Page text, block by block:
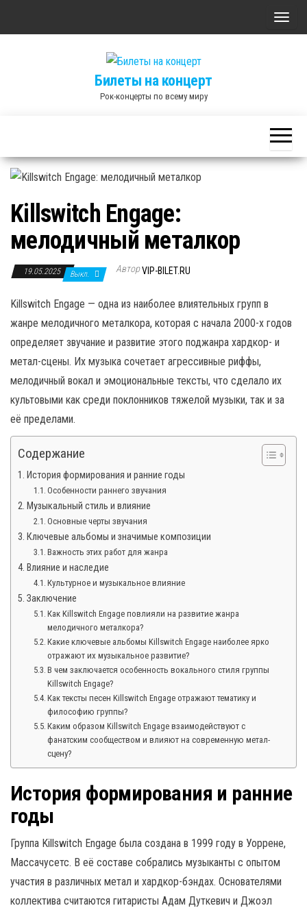
П
т
ь
а
г
а
и
ю
Билеты на концерт
Рок-концерты по всему миру
Killswitch Engage:
мелодичный металкор
19.05.2025 Выкл. АвторVIP-BILET.RU
Killswitch Engage — одна из наиболее влиятельных групп в
жанре мелодичного металкора, которая с начала 2000-х годов
определяет звучание и развитие этого поджанра хардкор- и
метал-сцены. Их музыка сочетает агрессивные риффы,
мелодичный вокал и эмоциональные тексты, что сделало их
культовыми как среди поклонников тяжелой музыки, так и за
её пределами.
Содержание
История формирования и ранние годы
Особенности раннего звучания
Музыкальный стиль и влияние
Основные черты звучания
Ключевые альбомы и значимые композиции
Важность этих работ для жанра
Влияние и наследие
Культурное и музыкальное влияние
Заключение
Как Killswitch Engage повлияли на развитие жанра
мелодичного металкора?
Какие ключевые альбомы Killswitch Engage наиболее ярко
отражают их музыкальное развитие?
В чем заключается особенность вокального стиля группы
Killswitch Engage?
Как тексты песен Killswitch Engage отражают тематику и
философию группы?
Каким образом Killswitch Engage взаимодействуют с
фанатским сообществом и влияют на современную метал-
сцену?
История формирования и ранние
годы
Группа Killswitch Engage была создана в 1999 году в Уоррене,
Массачусетс. В её составе собрались музыканты с опытом
участия в различных метал и хардкор-бэндах. Основателями
коллектива считаются гитаристы Адам Дуткевич и Джоэл